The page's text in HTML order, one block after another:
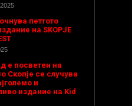
петтото
на SKOPJE
е посветен на
Скопје се случува
и
издание на Kid